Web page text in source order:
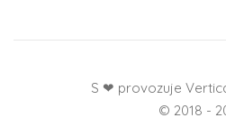
S ❤ provozuje
© 2018 -